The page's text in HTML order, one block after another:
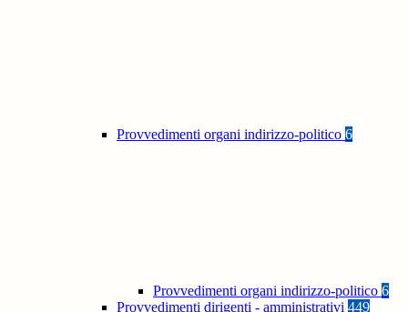
Provvedimenti organi indirizzo-politico 6
Provvedimenti organi indirizzo-politico 6
Provvedimenti dirigenti - amministrativi 449